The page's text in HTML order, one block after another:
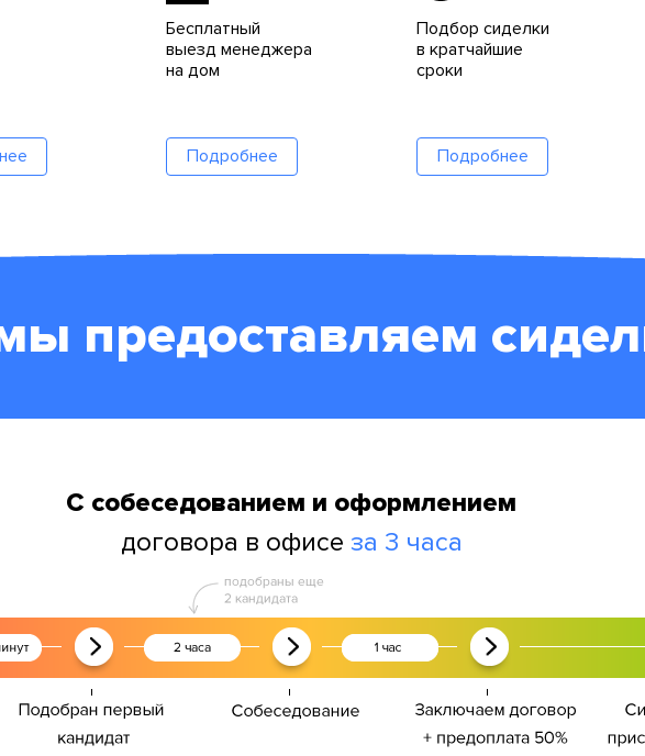
Бесплатный
выезд менеджера
на дом
Подробнее
Подбор сиделки
в кратчайшие
сроки
Подробнее
предоставляем
С собеседованием и оформлением
договора в офисе за 3 часа